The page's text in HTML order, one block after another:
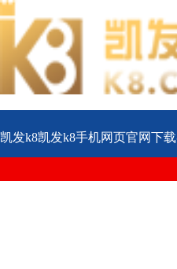
凯发k8凯发k8手机网页官网下